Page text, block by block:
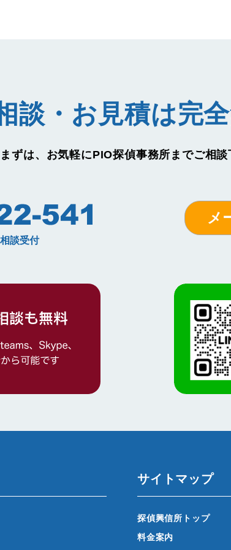
談・お見積は完全
まずは、お気軽にPIO探偵事務所までご相談
メ
サイトマップ
探偵興信所トップ
料金案内